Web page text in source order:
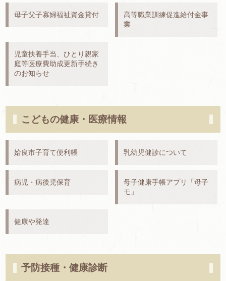
母子父子寡婦福祉資金貸付
高等職業訓練促進給付金事
業
児童扶養手当、ひとり親家
庭等医療費助成更新手続き
のお知らせ
こどもの健康・医療情報
姶良市子育て便利帳 乳幼児健診について
病児・病後児保育
母子健康手帳アプリ「母子
モ」
健康や発達
予防接種・健康診断